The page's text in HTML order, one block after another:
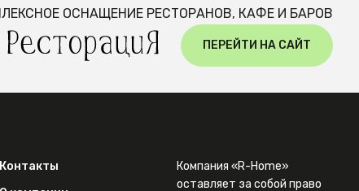
ОСНАЩЕНИЕ РЕСТОРАНОВ, КАФЕ И БАРОВ
ПЕРЕЙТИ НА САЙТ
Контакты
Компания «R-Home»
оставляет за собой право